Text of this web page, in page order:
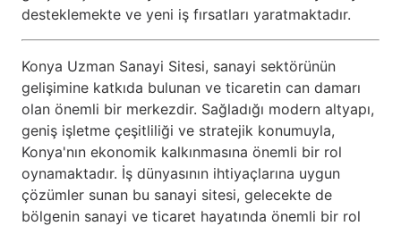
desteklemekte ve yeni iş fırsatları yaratmaktadır.
Konya Uzman Sanayi Sitesi, sanayi sektörünün
gelişimine katkıda bulunan ve ticaretin can damarı
olan önemli bir merkezdir. Sağladığı modern altyapı,
geniş işletme çeşitliliği ve stratejik konumuyla,
Konya'nın ekonomik kalkınmasına önemli bir rol
oynamaktadır. İş dünyasının ihtiyaçlarına uygun
çözümler sunan bu sanayi sitesi, gelecekte de
bölgenin sanayi ve ticaret hayatında önemli bir rol